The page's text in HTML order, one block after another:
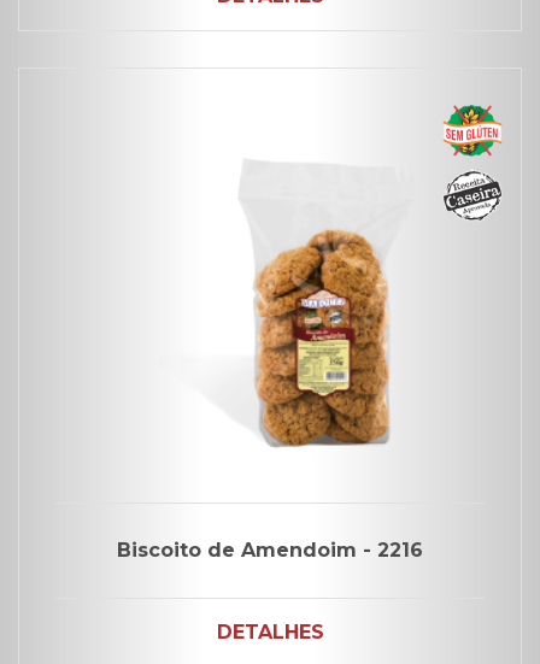
Biscoito de Amendoim - 2216
DETALHES